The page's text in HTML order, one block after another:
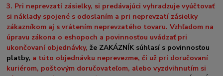
3. Pri neprevzatí zásielky, si predávajúci vyhradzuje vyúčtovať
si náklady spojené s odoslaním a pri neprevzatí zásielky
zákazníkom aj s vrátením neprevzatého tovaru. Vzhľadom na
úpravu zákona o eshopoch a povinnosťou uvádzať pri
ukončovaní objednávky,že ZAKÁZNÍK súhlasí s povinnosťou
platby, a túto objednávku neprevezme, či už pri doručovaní
kuriérom, poštovým doručovateľom, alebo vyzdvihnutím si